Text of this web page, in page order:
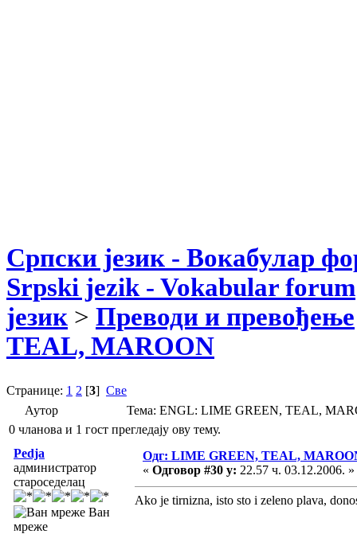
Српски језик - Вокабулар
Srpski jezik - Vokabular forum
језик > Преводи и превођење
TEAL, MAROON
Странице: 1 2 [3] Све
Аутор
Тема: ENGL: LIME GREEN, TEAL,
0 чланова и 1 гост прегледају ову тему.
Pedja
администратор
староседелац
Ван
мреже
Одг: LIME GREEN, TEAL,
« Одговор #30 у: 22.57 ч. 03.12.2006. »
Ako je tirnizna, isto sto i zeleno plava,